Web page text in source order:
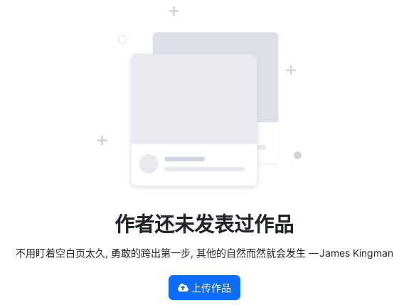
作者还未发表过作品
不用盯着空白页太久, 勇敢的跨出第一步, 其他的自然而然就会发生 — James Kingman
上传作品